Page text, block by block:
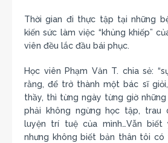
Thời gian đi thực tập tại những
kiến sức làm việc “khủng khiếp”
viên đều lắc đầu bái phục.
Học viên Phạm Văn T. chia sẻ:
rằng, để trở thành một bác sĩ
thầy, thì từng ngày từng giờ
phải không ngừng học tập, trau
luyện trí tuệ của mình…Vẫn
nhưng không biết bản thân tôi có